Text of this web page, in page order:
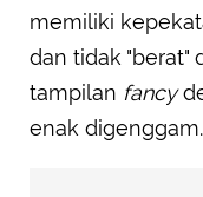
memiliki
dan tidak "berat"
tampilan fancy
enak digenggam.